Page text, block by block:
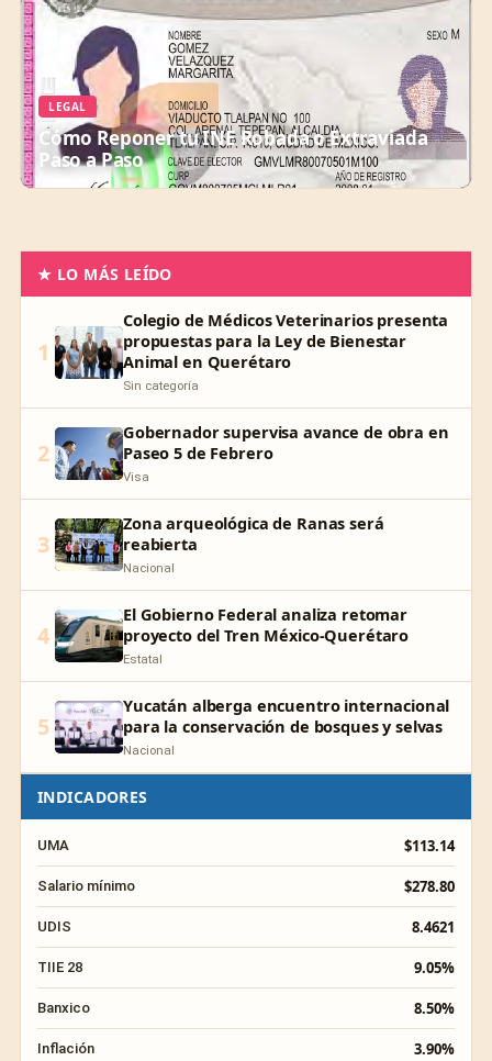
LEGAL
Cómo Reponer tu INE Robada o Extraviada
Paso a Paso
★ LO MÁS LEÍDO
1
Colegio de Médicos Veterinarios presenta
propuestas para la Ley de Bienestar
Animal en Querétaro
Sin categoría
2
Gobernador supervisa avance de obra en
Paseo 5 de Febrero
Visa
3
Zona arqueológica de Ranas será
reabierta
Nacional
4
El Gobierno Federal analiza retomar
proyecto del Tren México-Querétaro
Estatal
5
Yucatán alberga encuentro internacional
para la conservación de bosques y selvas
Nacional
INDICADORES
UMA $113.14
Salario mínimo $278.80
UDIS 8.4621
TIIE 28 9.05%
Banxico 8.50%
Inflación 3.90%